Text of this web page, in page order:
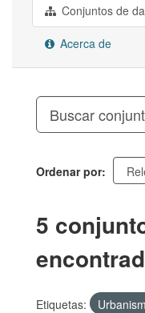
Conjuntos de
Acerca de
Ordenar por
5
Etiquetas: